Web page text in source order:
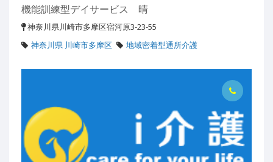
機能訓練型デイサービス 晴
神奈川県川崎市多摩区宿河原3-23-55
神奈川県 川崎市多摩区
地域密着型通所介護